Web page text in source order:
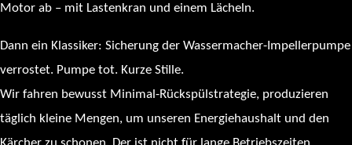
Motor ab – mit Lastenkran und einem Lächeln.
Dann ein Klassiker: Sicherung der Wassermacher-Impellerpumpe
verrostet. Pumpe tot. Kurze Stille.
Wir fahren bewusst Minimal-Rückspülstrategie, produzieren
täglich kleine Mengen, um unseren Energiehaushalt und den